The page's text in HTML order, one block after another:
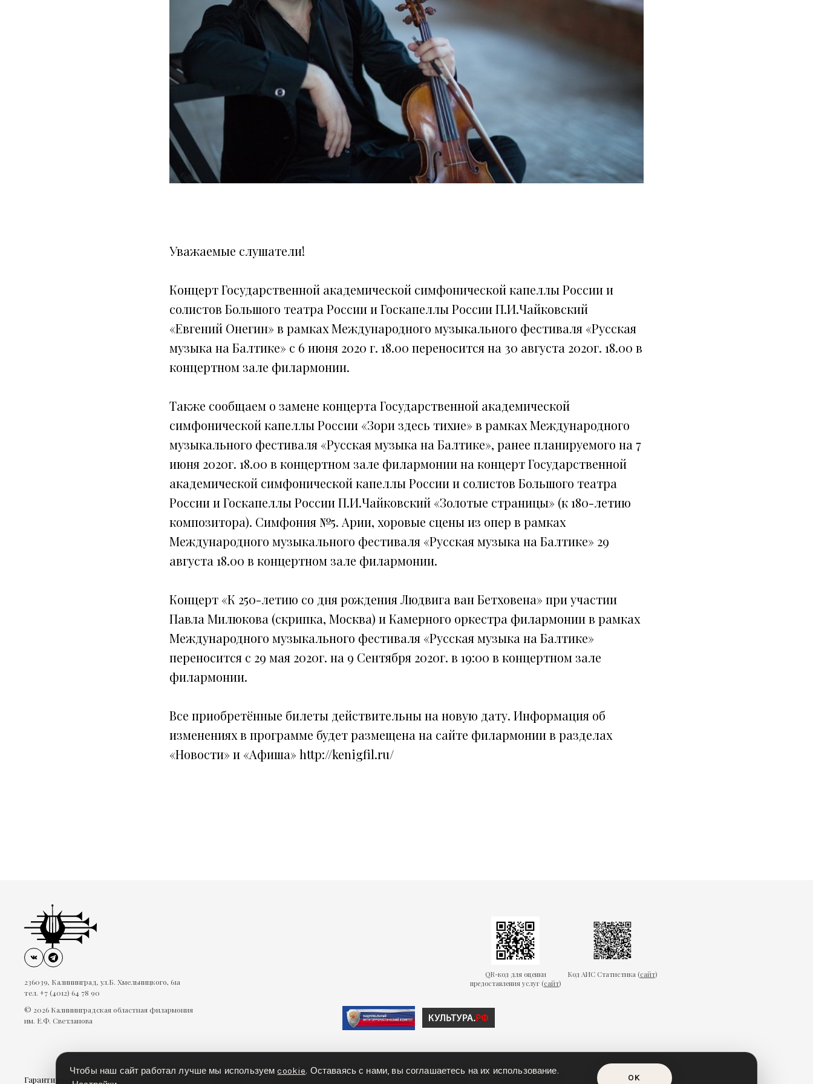
Уважаемые слушатели!
Концерт Государственной академической симфонической капеллы России и
солистов Большого театра России и Госкапеллы России П.И.Чайковский
«Евгений Онегин» в рамках Международного музыкального фестиваля «Русская
музыка на Балтике» с 6 июня 2020 г. 18.00 переносится на 30 августа 2020г. 18.00 в
концертном зале филармонии.
Также сообщаем о замене концерта Государственной академической
симфонической капеллы России «Зори здесь тихие» в рамках Международного
музыкального фестиваля «Русская музыка на Балтике», ранее планируемого на 7
июня 2020г. 18.00 в концертном зале филармонии на концерт Государственной
академической симфонической капеллы России и солистов Большого театра
России и Госкапеллы России П.И.Чайковский «Золотые страницы» (к 180-летию
композитора). Симфония №5. Арии, хоровые сцены из опер в рамках
Международного музыкального фестиваля «Русская музыка на Балтике» 29
августа 18.00 в концертном зале филармонии.
Концерт «К 250-летию со дня рождения Людвига ван Бетховена» при участии
Павла Милюкова (скрипка, Москва) и Камерного оркестра филармонии в рамках
Международного музыкального фестиваля «Русская музыка на Балтике»
переносится с 29 мая 2020г. на 9 Сентября 2020г. в 19:00 в концертном зале
филармонии.
Все приобретённые билеты действительны на новую дату. Информация об
изменениях в программе будет размещена на сайте филармонии в разделах
«Новости» и «Афиша» http://kenigfil.ru/
236039, Калининград, ул.Б. Хмельницкого, 61а
тел. +7 (4012) 64 78 90
© 2026 Калининградская областная филармония
им. Е.Ф. Светланова
QR-код для оценки
предоставления услуг (сайт)
Код АИС Статистика (сайт)
Гарантии безопасности
Чтобы наш сайт работал лучше мы используемcookie. Оставаясь с нами, вы соглашаетесь на их использование.
OK